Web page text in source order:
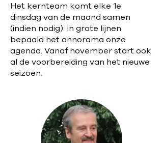
Het kernteam komt elke 1e
dinsdag van de maand samen
(indien nodig). In grote lijnen
bepaald het annorama onze
agenda. Vanaf november start ook
al de voorbereiding van het nieuwe
seizoen.